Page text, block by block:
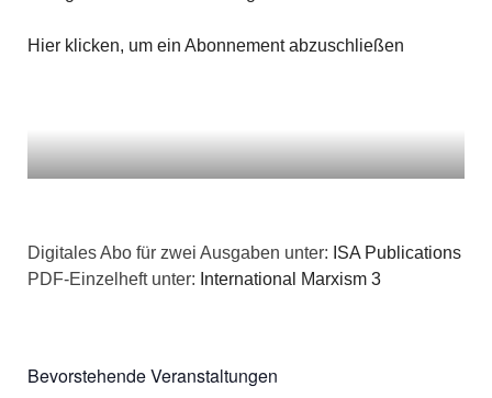
Hier klicken, um ein Abonnement abzuschließen
Digitales Abo für zwei Ausgaben unter: ISA Publications
PDF-Einzelheft unter: International Marxism 3
Bevorstehende Veranstaltungen